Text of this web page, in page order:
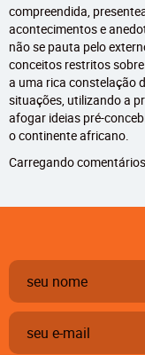
compreendida,
acontecimentos e
não se pauta pelo
conceitos restritos
a uma rica constelação
situações, utilizando a
afogar ideias pré-
o continente africano.
Carregando